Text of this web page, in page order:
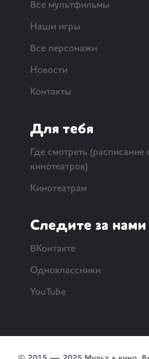
Все мультфильмы
Наши игры
Все персонажи
Новости
Контакты
Для тебя
Где смотреть (расписание
кинотеатров)
Кинотеатрам
Следите за нами
ВКонтакте
Одноклассники
YouTube